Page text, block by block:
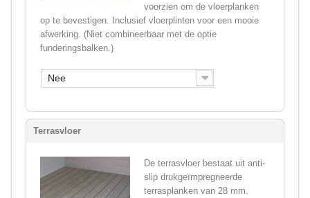
voorzien om de vloerplanken
op te bevestigen. Inclusief vloerplinten voor een mooie
afwerking. (Niet combineerbaar met de optie
funderingsbalken.)
Nee
Terrasvloer
De terrasvloer bestaat uit anti-
slip drukgeïmpregneerde
terrasplanken van 28 mm.